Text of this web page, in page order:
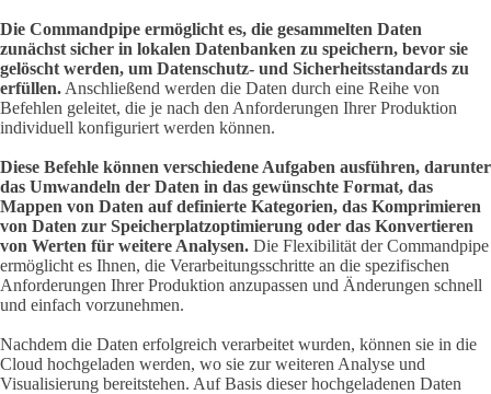
Die Commandpipe ermöglicht es, die gesammelten Daten
zunächst sicher in lokalen Datenbanken zu speichern, bevor sie
gelöscht werden, um Datenschutz- und Sicherheitsstandards zu
erfüllen. Anschließend werden die Daten durch eine Reihe von
Befehlen geleitet, die je nach den Anforderungen Ihrer Produktion
individuell konfiguriert werden können.
Diese Befehle können verschiedene Aufgaben ausführen, darunter
das Umwandeln der Daten in das gewünschte Format, das
Mappen von Daten auf definierte Kategorien, das Komprimieren
von Daten zur Speicherplatzoptimierung oder das Konvertieren
von Werten für weitere Analysen. Die Flexibilität der Commandpipe
ermöglicht es Ihnen, die Verarbeitungsschritte an die spezifischen
Anforderungen Ihrer Produktion anzupassen und Änderungen schnell
und einfach vorzunehmen.
Nachdem die Daten erfolgreich verarbeitet wurden, können sie in die
Cloud hochgeladen werden, wo sie zur weiteren Analyse und
Visualisierung bereitstehen. Auf Basis dieser hochgeladenen Daten